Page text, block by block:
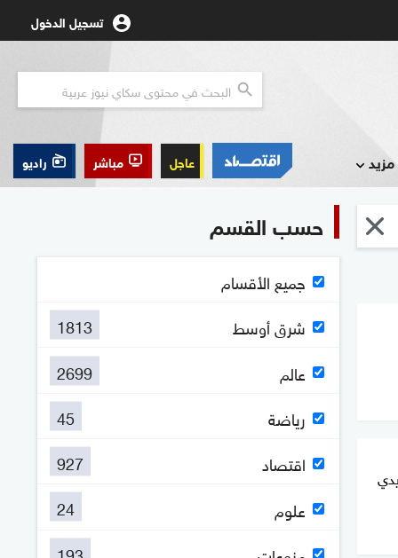
تسجيل الدخول
مزيد عاجل مباشر راديو
حسب القسم
جميع الأقسام
شرق أوسط
1813
عالم
2699
رياضة
45
اقتصاد
927
علوم
24
193